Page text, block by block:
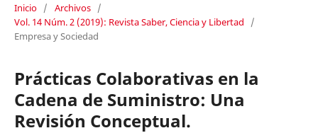
Inicio / Archivos /
Vol. 14 Núm. 2 (2019): Revista Saber, Ciencia y Libertad
/
Empresa y Sociedad
Prácticas Colaborativas en la
Cadena de Suministro: Una
Revisión Conceptual.